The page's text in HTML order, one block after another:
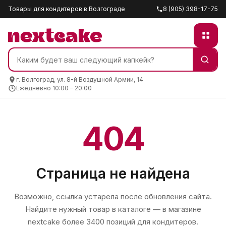
Товары для кондитеров в Волгограде 8 (905) 398-17-75
г. Волгоград, ул. 8-й Воздушной Армии, 14
Ежедневно 10:00 – 20:00
404
Страница не найдена
Возможно, ссылка устарела после обновления сайта.
Найдите нужный товар в каталоге — в магазине
nextcake более 3400 позиций для кондитеров.